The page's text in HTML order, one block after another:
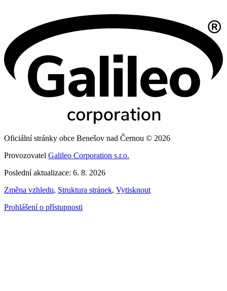
Oficiální stránky obce Benešov nad Černou © 2026
Provozovatel Galileo Corporation s.r.o.
Poslední aktualizace: 6. 8. 2026
Změna vzhledu, Struktura stránek, Vytisknout
Prohlášení o přístupnosti